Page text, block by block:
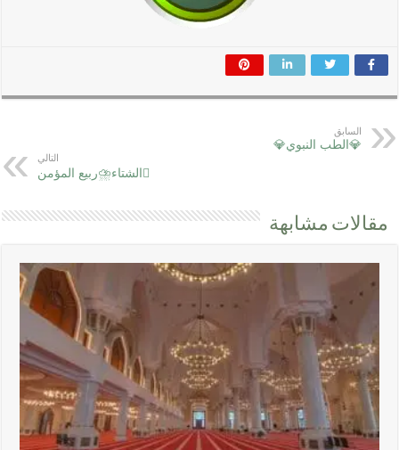
السابق
💎الطب النبوي💎
التالي
الشتاء⛈ربيع المؤمن
مقالات مشابهة